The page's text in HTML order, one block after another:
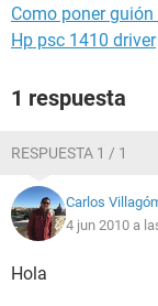
Como poner
Hp psc 1410 driver
1 respuesta
RESPUESTA 1 / 1
Carlos
4 jun 2010 a
Hola